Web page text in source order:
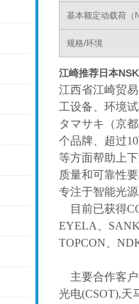
基本额定动载荷（
规格/环境
江崎推荐日本
江西省江崎贸
工设备、环境
タマサキ（京
个品牌、超过
等方面帮助上
质量和可靠性
专注于智能光
目前已获得
EYELA、
TOPCON、
主要合作客
光电(CSOT),天